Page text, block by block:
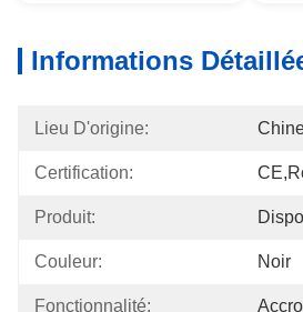
Informations
Lieu D'origine:
Certification:
Produit:
Couleur: Noir
Fonctionnalité: